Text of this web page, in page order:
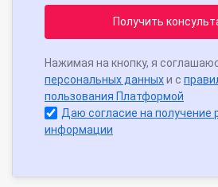
Получить
Нажимая на кнопку, я
персональных данныхи с
пользования Платформой
Даю согласие на получение
информации